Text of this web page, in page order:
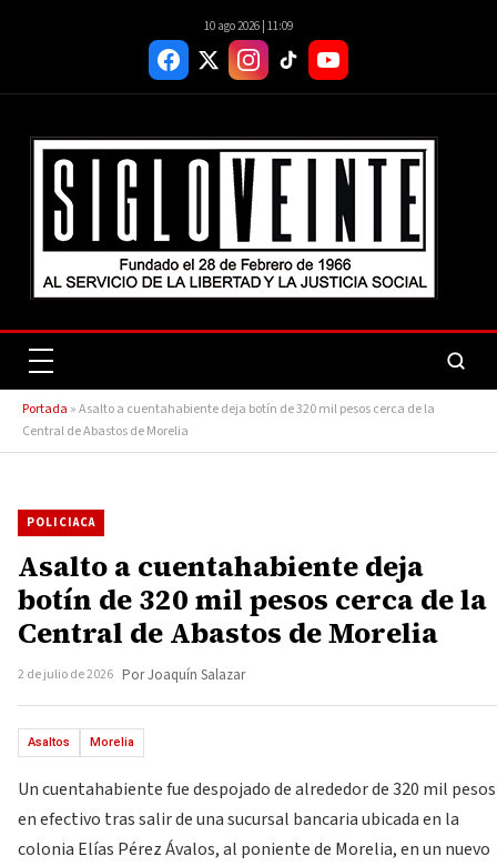
10 ago 2026 | 11:09
Portada »Asalto a cuentahabiente deja botín de 320 mil pesos cerca de la
Central de Abastos de Morelia
POLICIACA
Asalto a cuentahabiente deja
botín de 320 mil pesos cerca de la
Central de Abastos de Morelia
2 de julio de 2026 Por Joaquín Salazar
Asaltos Morelia
Un cuentahabiente fue despojado de alrededor de 320 mil pesos
en efectivo tras salir de una sucursal bancaria ubicada en la
colonia Elías Pérez Ávalos, al poniente de Morelia, en un nuevo